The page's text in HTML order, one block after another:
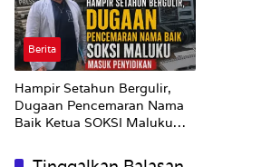
Berita
Hampir Setahun Bergulir,
Dugaan Pencemaran Nama
Baik Ketua SOKSI Maluku